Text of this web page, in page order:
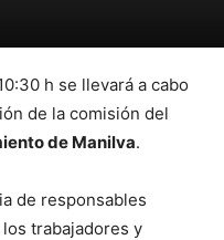
h se llevará a cabo
de la comisión del
de Manilva.
de responsables
trabajadores y